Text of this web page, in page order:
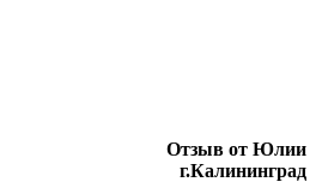
Отзыв от Юлии
г.Калининград